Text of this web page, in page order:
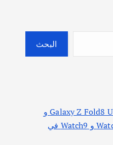
البحث
سامسونج تُطلق رسمياً أجهزة Galaxy Z Fold8 Ultra و
Fold8 و Flip8 وساعتي Watch Ultra2 و Watch9 في